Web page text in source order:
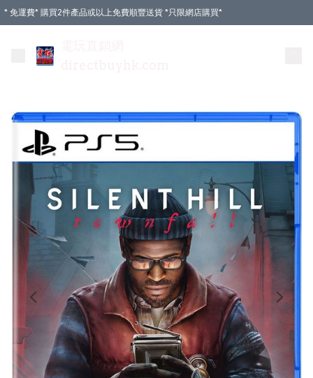
* 免運費* 購買2件產品或以上免費順豐送貨 *只限網店購買*